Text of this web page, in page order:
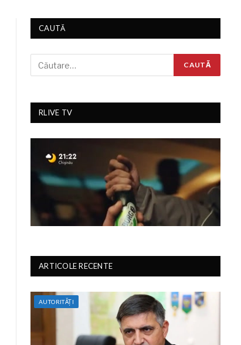
CAUTĂ
RLIVE TV
ARTICOLE RECENTE
AUTORITĂȚI